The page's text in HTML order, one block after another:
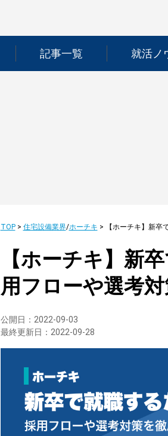
記事一覧 就活ノ
TOP> 住宅設備業界/ホーチキ >
【ホーチキ】新
用フローや選考
公開日： 2022-09-03
最終更新日： 2022-09-28